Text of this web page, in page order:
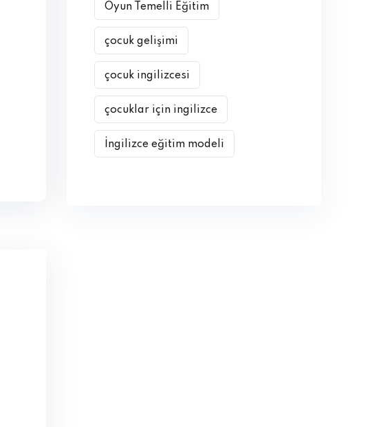
Oyun Temelli Eğitim
çocuk gelişimi
çocuk ingilizcesi
çocuklar için ingilizce
İngilizce eğitim modeli